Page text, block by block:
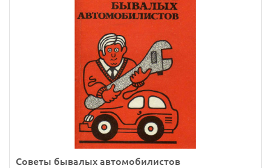
Советы бывалых автомобилистов